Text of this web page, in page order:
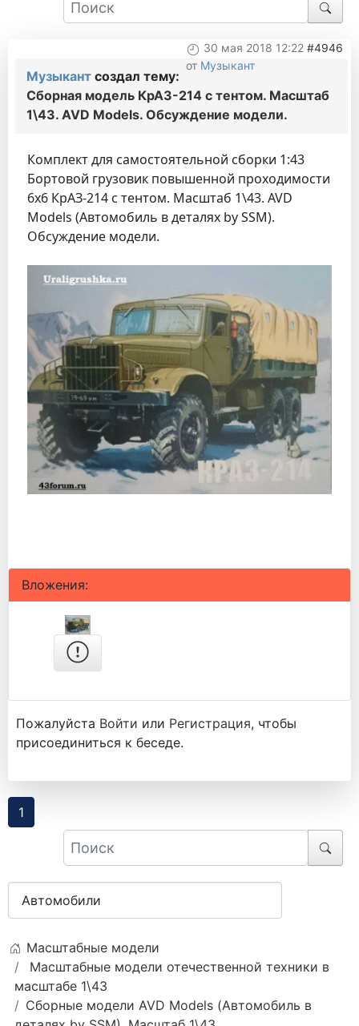
30 мая 2018 12:22 #4946
от Музыкант
Музыкант создал тему:
Сборная модель КрАЗ-214 с тентом. Масштаб
1\43. AVD Models. Обсуждение модели.
Комплект для самостоятельной сборки 1:43
Бортовой грузовик повышенной проходимости
6х6 КрАЗ-214 с тентом. Масштаб 1\43. AVD
Models (Автомобиль в деталях by SSM).
Обсуждение модели.
Вложения:
Пожалуйста Войти или Регистрация, чтобы
присоединиться к беседе.
1
Масштабные модели
Масштабные модели отечественной техники в
масштабе 1\43
Сборные модели AVD Models (Автомобиль в